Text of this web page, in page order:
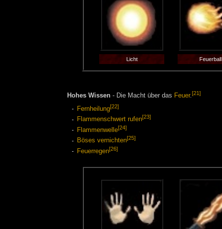
Licht Feuerball
Hohes Wissen- Die Macht über das Feuer.[21]
Fernheilung[22]
Flammenschwert rufen[23]
Flammenwelle[24]
Böses vernichten[25]
Feuerregen[26]